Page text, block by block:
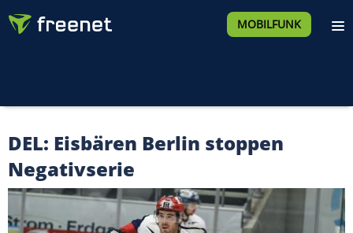
MOBILFUNK
DEL: Eisbären Berlin stoppen
Negativserie